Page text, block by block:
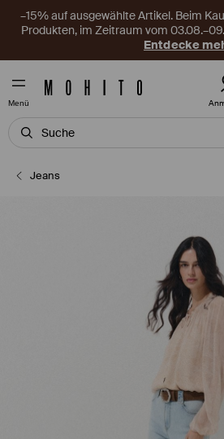
–15% auf ausgewählte Artikel. Beim
Produkten, im Zeitraum vom
Entdecke
Menü
Jeans